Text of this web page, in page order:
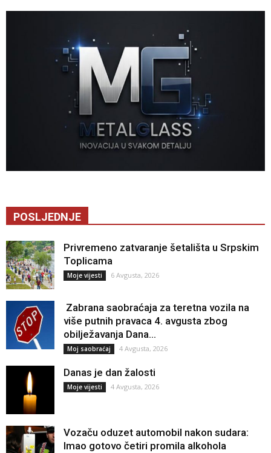
POSLJEDNJE
Privremeno zatvaranje šetališta u Srpskim
Toplicama
Moje vijesti 6 Avgusta, 2026
Zabrana saobraćaja za teretna vozila na
više putnih pravaca 4. avgusta zbog
obilježavanja Dana...
Moj saobraćaj 4 Avgusta, 2026
Danas je dan žalosti
Moje vijesti 4 Avgusta, 2026
Vozaču oduzet automobil nakon sudara:
Imao gotovo četiri promila alkohola